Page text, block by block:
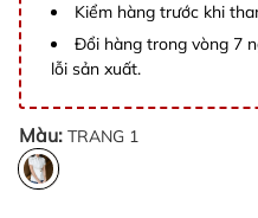
Kiểm hàng trước khi
Đổi hàng trong vòng 7
lỗi sản xuất.
Màu: TRANG 1